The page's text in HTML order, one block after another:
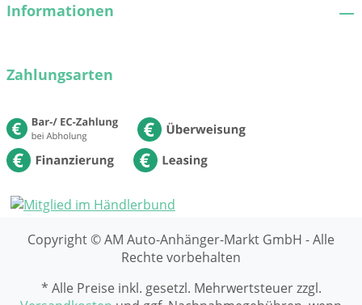
Informationen
Zahlungsarten
Copyright © AM Auto-Anhänger-Markt GmbH - Alle
Rechte vorbehalten
* Alle Preise inkl. gesetzl. Mehrwertsteuer zzgl.